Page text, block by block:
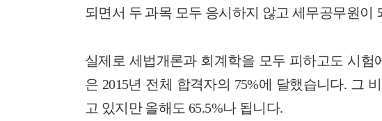
되면서 두 과목 모두 응시하지 않고 세무공무원이
실제로 세법개론과 회계학을 모두 피하고도 시험
은 2015년 전체 합격자의 75%에 달했습니다. 그
고 있지만 올해도 65.5%나 됩니다.